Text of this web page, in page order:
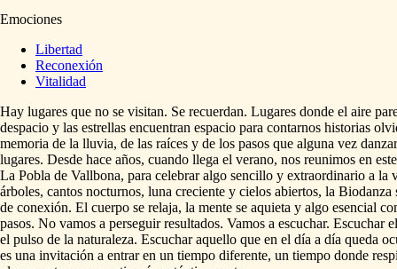
Emociones
Libertad
Reconexión
Vitalidad
Hay lugares que no se visitan. Se recuerdan. Lugares donde el aire
despacio y las estrellas encuentran espacio para contarnos historias
memoria de la lluvia, de las raíces y de los pasos que alguna vez
lugares. Desde hace años, cuando llega el verano, nos reunimos en este
La Pobla de Vallbona, para celebrar algo sencillo y extraordinario a la
árboles, cantos nocturnos, luna creciente y cielos abiertos, la Biodanza
de conexión. El cuerpo se relaja, la mente se aquieta y algo esencial
pasos. No vamos a perseguir resultados. Vamos a escuchar. Escuchar el
el pulso de la naturaleza. Escuchar aquello que en el día a día queda
es una invitación a entrar en un tiempo diferente, un tiempo donde